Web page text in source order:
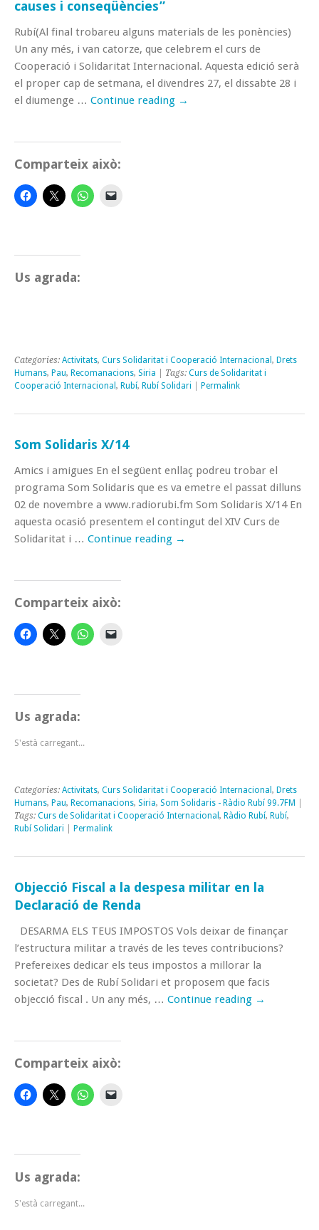
causes i conseqüències”
Rubí(Al final trobareu alguns materials de les ponències)
Un any més, i van catorze, que celebrem el curs de
Cooperació i Solidaritat Internacional. Aquesta edició serà
el proper cap de setmana, el divendres 27, el dissabte 28 i
el diumenge … Continue reading →
Comparteix això:
Us agrada:
Categories: Activitats, Curs Solidaritat i Cooperació Internacional , Drets
Humans, Pau, Recomanacions, Siria | Tags: Curs de Solidaritat i
Cooperació Internacional , Rubí, Rubí Solidari Permalink
Som Solidaris X/14
Amics i amigues En el següent enllaç podreu trobar el
programa Som Solidaris que es va emetre el passat dilluns
02 de novembre a www.radiorubi.fm Som Solidaris X/14 En
aquesta ocasió presentem el contingut del XIV Curs de
Solidaritat i … Continue reading →
Comparteix això:
Us agrada:
S'està carregant...
Categories: Activitats, Curs Solidaritat i Cooperació Internacional , Drets
Humans, Pau, Recomanacions, Siria, Som Solidaris - Ràdio Rubí 99.7FM
Tags: Curs de Solidaritat i Cooperació Internacional , Ràdio Rubí, Rubí,
Rubí Solidari
Permalink
Objecció Fiscal a la despesa militar en la
Declaració de Renda
DESARMA ELS TEUS IMPOSTOS Vols deixar de finançar
l’estructura militar a través de les teves contribucions?
Prefereixes dedicar els teus impostos a millorar la
societat? Des de Rubí Solidari et proposem que facis
objecció fiscal . Un any més, … Continue reading →
Comparteix això:
Us agrada:
S'està carregant...